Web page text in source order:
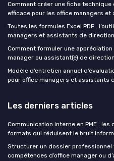
Comment créer une fiche
efficace pour les office managers
Toutes les formules Excel PDF :
managers et assistants de direction
Comment formuler une
manager ou assistant(e) de direction
Modèle d’entretien annuel
pour office managers et assistants
Les derniers articles
Communication interne en PME :
formats qui réduisent le bruit
Structurer un dossier
compétences d’office manager ou